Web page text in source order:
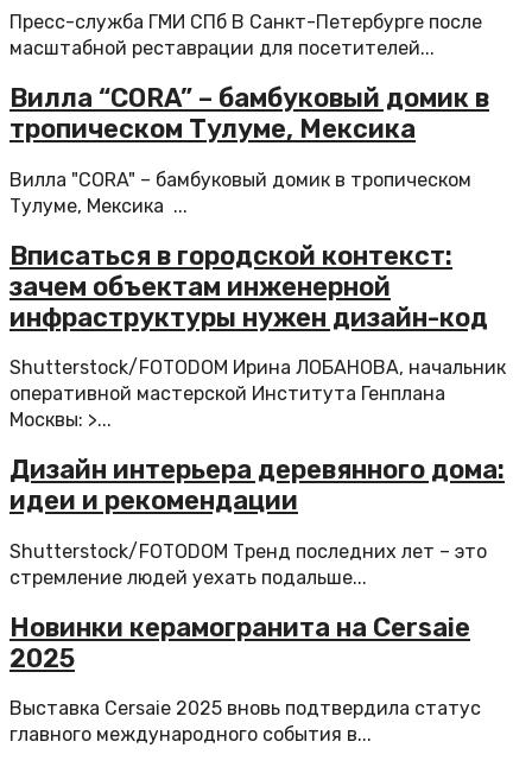
Пресс-служба ГМИ СПб В Санкт-Петербурге после
масштабной реставрации для посетителей...
Вилла “CORA” – бамбуковый домик в
тропическом Тулуме, Мексика
Вилла "CORA" – бамбуковый домик в тропическом
Тулуме, Мексика ...
Вписаться в городской контекст:
зачем объектам инженерной
инфраструктуры нужен дизайн-код
Shutterstock/FOTODOM Ирина ЛОБАНОВА, начальник
оперативной мастерской Института Генплана
Москвы: >...
Дизайн интерьера деревянного дома:
идеи и рекомендации
Shutterstock/FOTODOM Тренд последних лет – это
стремление людей уехать подальше...
Новинки керамогранита на Cersaie
2025
Выставка Cersaie 2025 вновь подтвердила статус
главного международного события в...